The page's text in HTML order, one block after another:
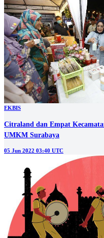
EKBIS
Citraland dan Empat
UMKM Surabaya
05 Jun 2022 03:40 UTC